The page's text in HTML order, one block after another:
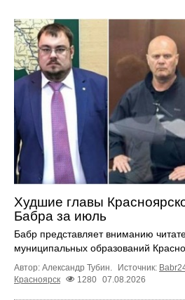
Худшие главы
Бабра за июль
Бабр представляет вниманию
муниципальных образований
Автор: Александр Тубин. Источник:
Красноярск
1280 07.08.2026